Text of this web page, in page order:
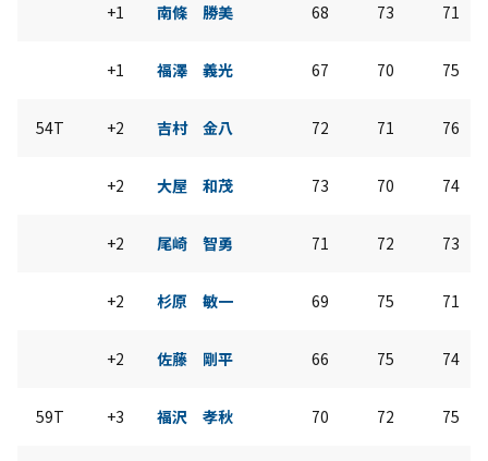
+1 南條 勝美 68 73 71
+1 福澤 義光 67 70 75
54T +2 吉村 金八 72 71 76
+2 大屋 和茂 73 70 74
+2 尾崎 智勇 71 72 73
+2 杉原 敏一 69 75 71
+2 佐藤 剛平 66 75 74
59T +3 福沢 孝秋 70 72 75